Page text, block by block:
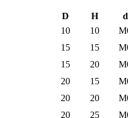
D H
10 10
15 15
15 20
20 15
20 20
20 25